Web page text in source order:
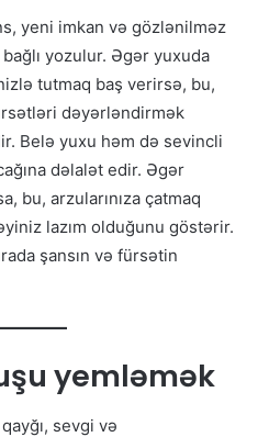
yeni imkan və gözlənilməz
yozulur. Əgər yuxuda
tutmaq baş verirsə, bu,
dəyərləndirmək
Belə yuxu həm də sevincli
dəlalət edir. Əgər
bu, arzularınıza çatmaq
lazım olduğunu göstərir.
şansın və fürsətin
yemləmək
sevgi və